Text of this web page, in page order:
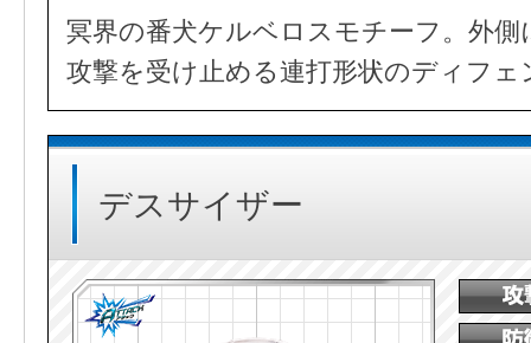
冥界の番犬ケルベロスモチーフ。外
攻撃を受け止める連打形状のディフ
デスサイザー